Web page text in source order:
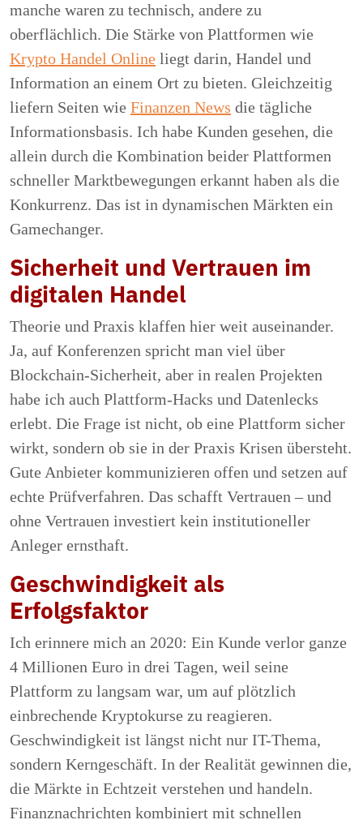
manche waren zu technisch, andere zu
oberflächlich. Die Stärke von Plattformen wie
Krypto Handel Online liegt darin, Handel und
Information an einem Ort zu bieten. Gleichzeitig
liefern Seiten wie Finanzen News die tägliche
Informationsbasis. Ich habe Kunden gesehen, die
allein durch die Kombination beider Plattformen
schneller Marktbewegungen erkannt haben als die
Konkurrenz. Das ist in dynamischen Märkten ein
Gamechanger.
Sicherheit und Vertrauen im
digitalen Handel
Theorie und Praxis klaffen hier weit auseinander.
Ja, auf Konferenzen spricht man viel über
Blockchain-Sicherheit, aber in realen Projekten
habe ich auch Plattform-Hacks und Datenlecks
erlebt. Die Frage ist nicht, ob eine Plattform sicher
wirkt, sondern ob sie in der Praxis Krisen übersteht.
Gute Anbieter kommunizieren offen und setzen auf
echte Prüfverfahren. Das schafft Vertrauen – und
ohne Vertrauen investiert kein institutioneller
Anleger ernsthaft.
Geschwindigkeit als
Erfolgsfaktor
Ich erinnere mich an 2020: Ein Kunde verlor ganze
4 Millionen Euro in drei Tagen, weil seine
Plattform zu langsam war, um auf plötzlich
einbrechende Kryptokurse zu reagieren.
Geschwindigkeit ist längst nicht nur IT-Thema,
sondern Kerngeschäft. In der Realität gewinnen die,
die Märkte in Echtzeit verstehen und handeln.
Finanznachrichten kombiniert mit schnellen